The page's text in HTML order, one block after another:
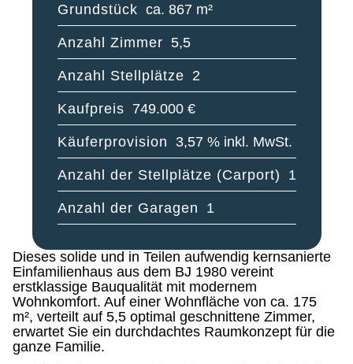
Grundstück ca. 867 m²
Anzahl Zimmer 5,5
Anzahl Stellplätze 2
Kaufpreis 749.000 €
Käuferprovision 3,57 % inkl. MwSt.
Anzahl der Stellplätze (Carport) 1
Anzahl der Garagen 1
Dieses solide und in Teilen aufwendig kernsanierte
Einfamilienhaus aus dem BJ 1980 vereint
erstklassige Bauqualität mit modernem
Wohnkomfort. Auf einer Wohnfläche von ca. 175
m², verteilt auf 5,5 optimal geschnittene Zimmer,
erwartet Sie ein durchdachtes Raumkonzept für die
ganze Familie.